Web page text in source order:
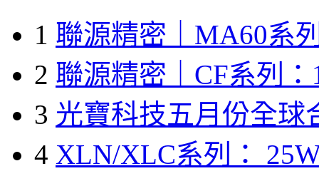
1 聯源精密｜MA60系
2 聯源精密｜CF系列：
3 光寶科技五月份全球
4 XLN/XLC系列：